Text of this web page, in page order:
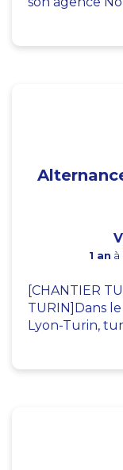
1 an à
[CHANTIER
TURIN]Dans
Lyon-Turin,